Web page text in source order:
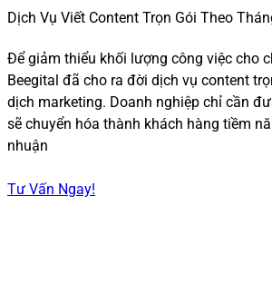
Dịch Vụ Viết Content Trọn Gói Theo
Để giảm thiểu khối lượng công việc cho
Beegital đã cho ra đời dịch vụ content
dịch marketing. Doanh nghiệp chỉ cần
sẽ chuyển hóa thành khách hàng tiềm
nhuận
Tư Vấn Ngay!